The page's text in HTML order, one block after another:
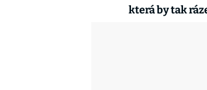
která by tak